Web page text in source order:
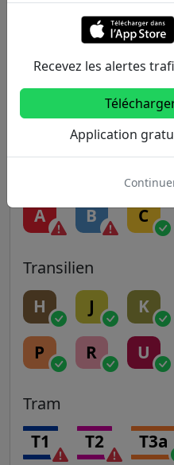
6 7
14
A B C
Transilien
H J K
P R U
Tram
T1 T2 T3a
Recevez les alertes
Application